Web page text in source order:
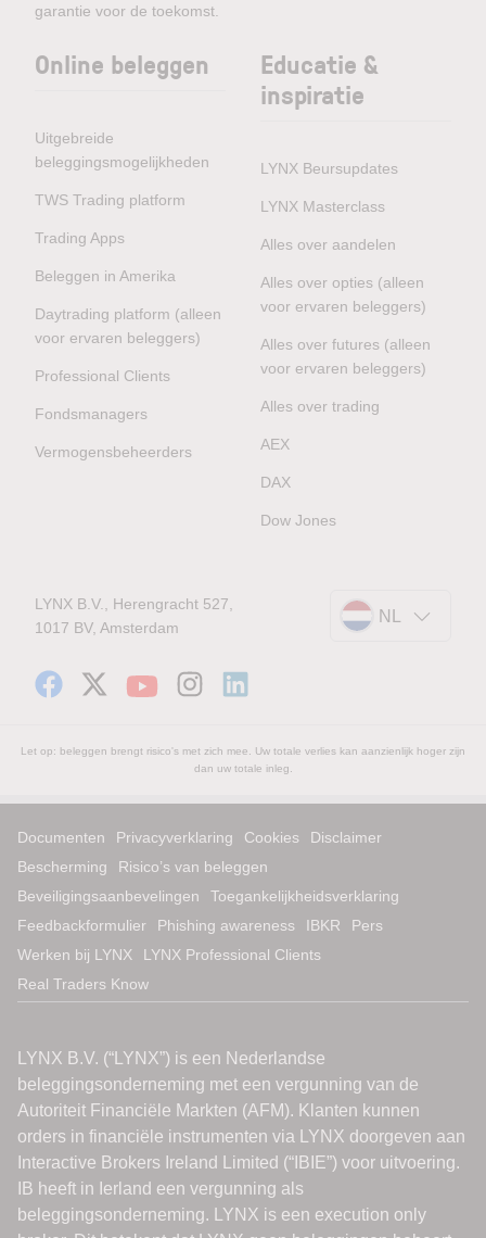
garantie voor de toekomst.
Online beleggen
Uitgebreide
beleggingsmogelijkheden
TWS Trading platform
Trading Apps
Beleggen in Amerika
Daytrading platform (alleen
voor ervaren beleggers)
Professional Clients
Fondsmanagers
Vermogensbeheerders
Educatie &
inspiratie
LYNX Beursupdates
LYNX Masterclass
Alles over aandelen
Alles over opties (alleen
voor ervaren beleggers)
Alles over futures (alleen
voor ervaren beleggers)
Alles over trading
AEX
DAX
Dow Jones
LYNX B.V., Herengracht 527,
1017 BV, Amsterdam
NL
Let op: beleggen brengt risico's met zich mee. Uw totale verlies kan aanzienlijk hoger zijn
dan uw totale inleg.
Documenten Privacyverklaring Cookies
Disclaimer
Bescherming
Risico’s van beleggen
Beveiligingsaanbevelingen
Toegankelijkheidsverklaring
Feedbackformulier
Phishing awareness IBKR
Pers
Werken bij LYNX
LYNX Professional Clients
Real Traders Know